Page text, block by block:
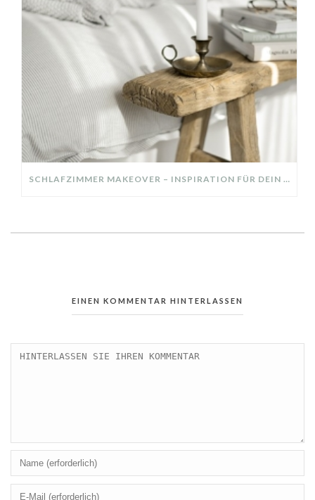
SCHLAFZIMMER MAKEOVER – INSPIRATION FÜR DEIN SCHLAFZIMMER: AUS ALT MACH NEU – HELL, GEMÜTLICH UND EINLADEND
EINEN KOMMENTAR HINTERLASSEN